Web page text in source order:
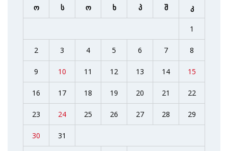
ო ს ო ხ პ შ კ
1
2 3 4 5 6 7 8
9 10 11 12 13 14 15
16 17 18 19 20 21 22
23 24 25 26 27 28 29
30 31